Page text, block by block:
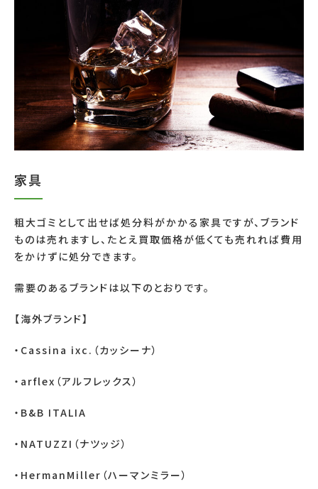
家具
粗大ゴミとして出せば処分料がかかる家具ですが、ブランド
ものは売れますし、たとえ買取価格が低くても売れれば費用
をかけずに処分できます。
需要のあるブランドは以下のとおりです。
【海外ブランド】
・ Cassina ixc. （カッシーナ）
・ arflex （アルフレックス）
・ B&B ITALIA
・ NATUZZI （ナツッジ）
・ HermanMiller （ハーマンミラー）